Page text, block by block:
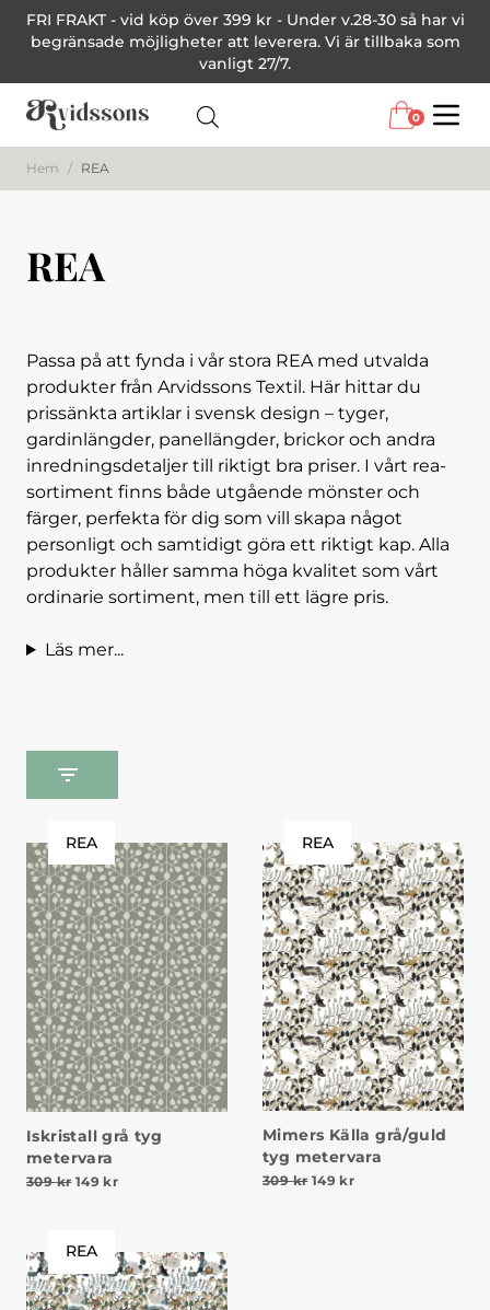
FRI FRAKT - vid köp över 399 kr - Under v.28-30 så har vi
begränsade möjligheter att leverera. Vi är tillbaka som
vanligt 27/7.
0
Hem / REA
REA
Passa på att fynda i vår stora REA med utvalda
produkter från Arvidssons Textil. Här hittar du
prissänkta artiklar i svensk design – tyger,
gardinlängder, panellängder, brickor och andra
inredningsdetaljer till riktigt bra priser. I vårt rea-
sortiment finns både utgående mönster och
färger, perfekta för dig som vill skapa något
personligt och samtidigt göra ett riktigt kap. Alla
produkter håller samma höga kvalitet som vårt
ordinarie sortiment, men till ett lägre pris.
Läs mer...
REA
Iskristall grå tyg
metervara
309kr Det ursprungliga priset var: 309 kr.
149 krDet nuvarande priset är: 149 kr.
REA
Mimers Källa grå/guld
tyg metervara
309kr Det ursprungliga priset
149 krDet nuvarande
REA